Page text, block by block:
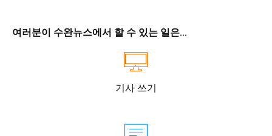
여러분이 수완뉴스에서 할 수 있는 일은...
기사 쓰기